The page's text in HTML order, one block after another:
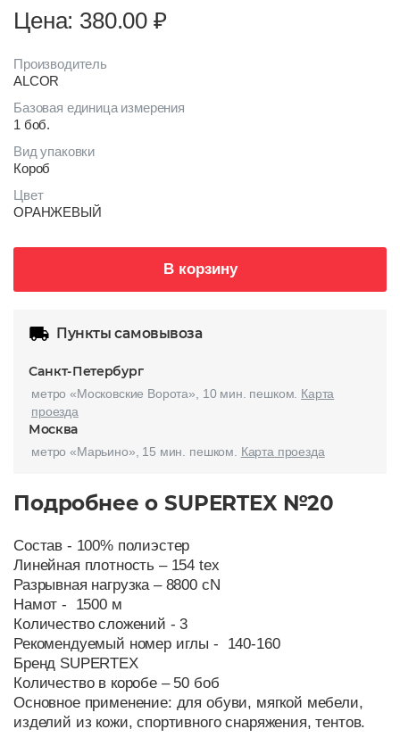
Цена: 380.00 ₽
Производитель
ALCOR
Базовая единица измерения
1 боб.
Вид упаковки
Короб
Цвет
ОРАНЖЕВЫЙ
В корзину
Пункты самовывоза
Санкт-Петербург
метро «Московские Ворота», 10 мин. пешком. Карта
проезда
Москва
метро «Марьино», 15 мин. пешком. Карта проезда
Подробнее о SUPERTEX №20
Состав - 100% полиэстер
Линейная плотность – 154 tex
Разрывная нагрузка – 8800 cN
Намот - 1500 м
Количество сложений - 3
Рекомендуемый номер иглы - 140-160
Бренд SUPERTEX
Количество в коробе – 50 боб
Основное применение: для обуви, мягкой мебели,
изделий из кожи, спортивного снаряжения, тентов.